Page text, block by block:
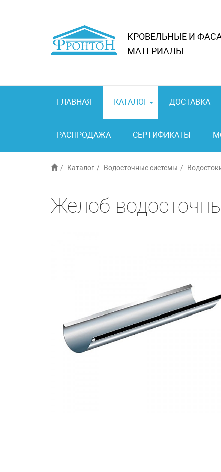
КРОВЕЛЬНЫЕ И
МАТЕРИАЛЫ
ГЛАВНАЯ КАТАЛОГ ДОСТАВКА
РАСПРОДАЖА СЕРТИФИКАТЫ
Каталог Водосточные системы
Желоб